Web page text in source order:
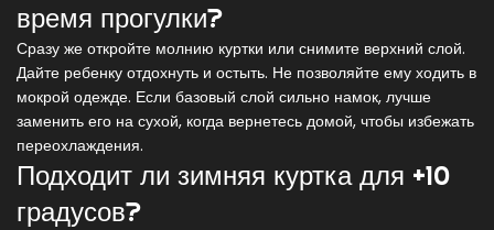
время прогулки?
Сразу же откройте молнию куртки или снимите верхний слой.
Дайте ребенку отдохнуть и остыть. Не позволяйте ему ходить в
мокрой одежде. Если базовый слой сильно намок, лучше
заменить его на сухой, когда вернетесь домой, чтобы избежать
переохлаждения.
Подходит ли зимняя куртка для +10
градусов?